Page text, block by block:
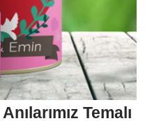
Temalı